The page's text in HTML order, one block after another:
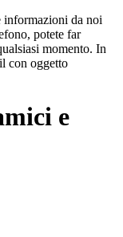
informazioni da noi
potete far
momento. In
con oggetto
e